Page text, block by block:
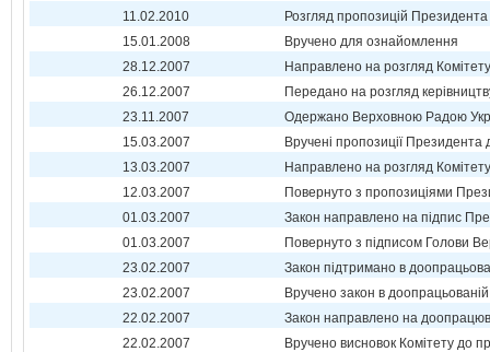
11.02.2010
Розгляд пропозицій
15.01.2008
Вручено для ознайомлення
28.12.2007
Направлено на розгляд Комітету
26.12.2007
Передано на розгляд
23.11.2007
Одержано Верховною Радою
15.03.2007
Вручені пропозиції Президента
13.03.2007
Направлено на розгляд Комітету
12.03.2007
Повернуто з пропозиціями
01.03.2007
Закон направлено на підпис
01.03.2007
Повернуто з підписом Голови
23.02.2007
Закон підтримано в
23.02.2007
Вручено закон в доопрацьованій
22.02.2007
Закон направлено на
22.02.2007
Вручено висновок Комітету до